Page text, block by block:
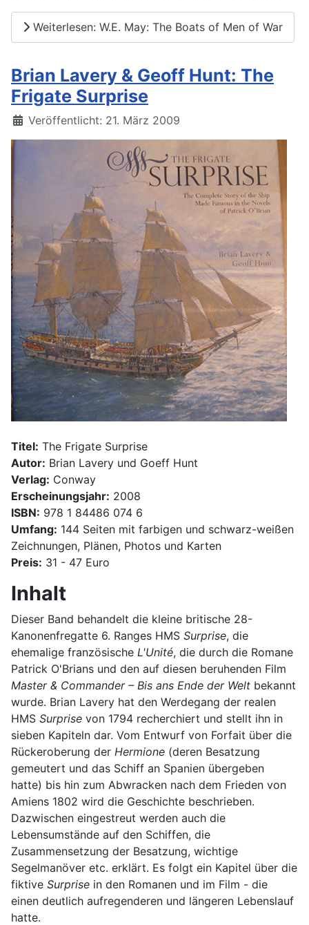
Weiterlesen: W.E. May: The Boats of Men of War
Brian Lavery & Geoff Hunt: The
Frigate Surprise
Details
Veröffentlicht: 21. März 2009
Titel: The Frigate Surprise
Autor: Brian Lavery und Goeff Hunt
Verlag: Conway
Erscheinungsjahr: 2008
ISBN: 978 1 84486 074 6
Umfang: 144 Seiten mit farbigen und schwarz-weißen
Zeichnungen, Plänen, Photos und Karten
Preis: 31 - 47 Euro
Inhalt
Dieser Band behandelt die kleine britische 28-
Kanonenfregatte 6. Ranges HMS Surprise, die
ehemalige französische L'Unité, die durch die Romane
Patrick O'Brians und den auf diesen beruhenden Film
Master & Commander – Bis ans Ende der Welt bekannt
wurde. Brian Lavery hat den Werdegang der realen
HMS Surprise von 1794 recherchiert und stellt ihn in
sieben Kapiteln dar. Vom Entwurf von Forfait über die
Rückeroberung der Hermione (deren Besatzung
gemeutert und das Schiff an Spanien übergeben
hatte) bis hin zum Abwracken nach dem Frieden von
Amiens 1802 wird die Geschichte beschrieben.
Dazwischen eingestreut werden auch die
Lebensumstände auf den Schiffen, die
Zusammensetzung der Besatzung, wichtige
Segelmanöver etc. erklärt. Es folgt ein Kapitel über die
fiktive Surprise in den Romanen und im Film - die
einen deutlich aufregenderen und längeren Lebenslauf
hatte.